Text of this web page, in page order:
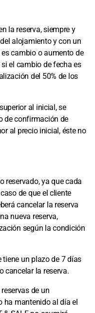
la reserva, siempre y
alojamiento y con un
cambio o aumento de
el cambio de fecha es
del 50% de los
al inicial, se
de confirmación de
al precio inicial, éste no
reservado, ya que cada
de que el cliente
cancelar la reserva
nueva reserva,
según la condición
un plazo de 7 días
cancelar la reserva.
de un
ha mantenido al día el